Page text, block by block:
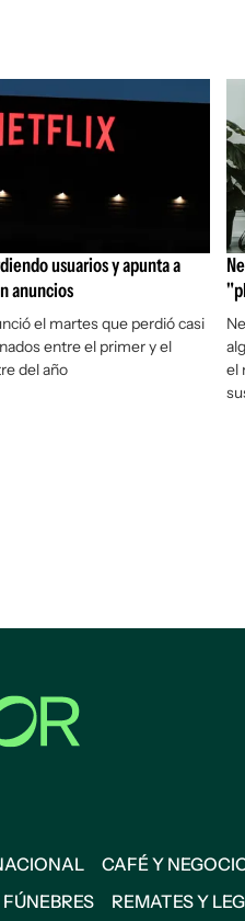
usuarios y apunta a
anuncios
el martes que perdió casi
entre el primer y el
del año
el
CAFÉ Y
FÚNEBRES REMATES Y